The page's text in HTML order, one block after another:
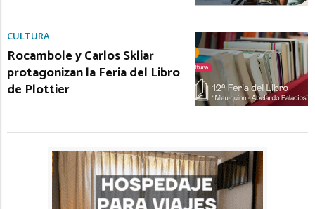
CULTURA
Rocambole y Carlos Skliar
protagonizan la Feria del Libro
de Plottier